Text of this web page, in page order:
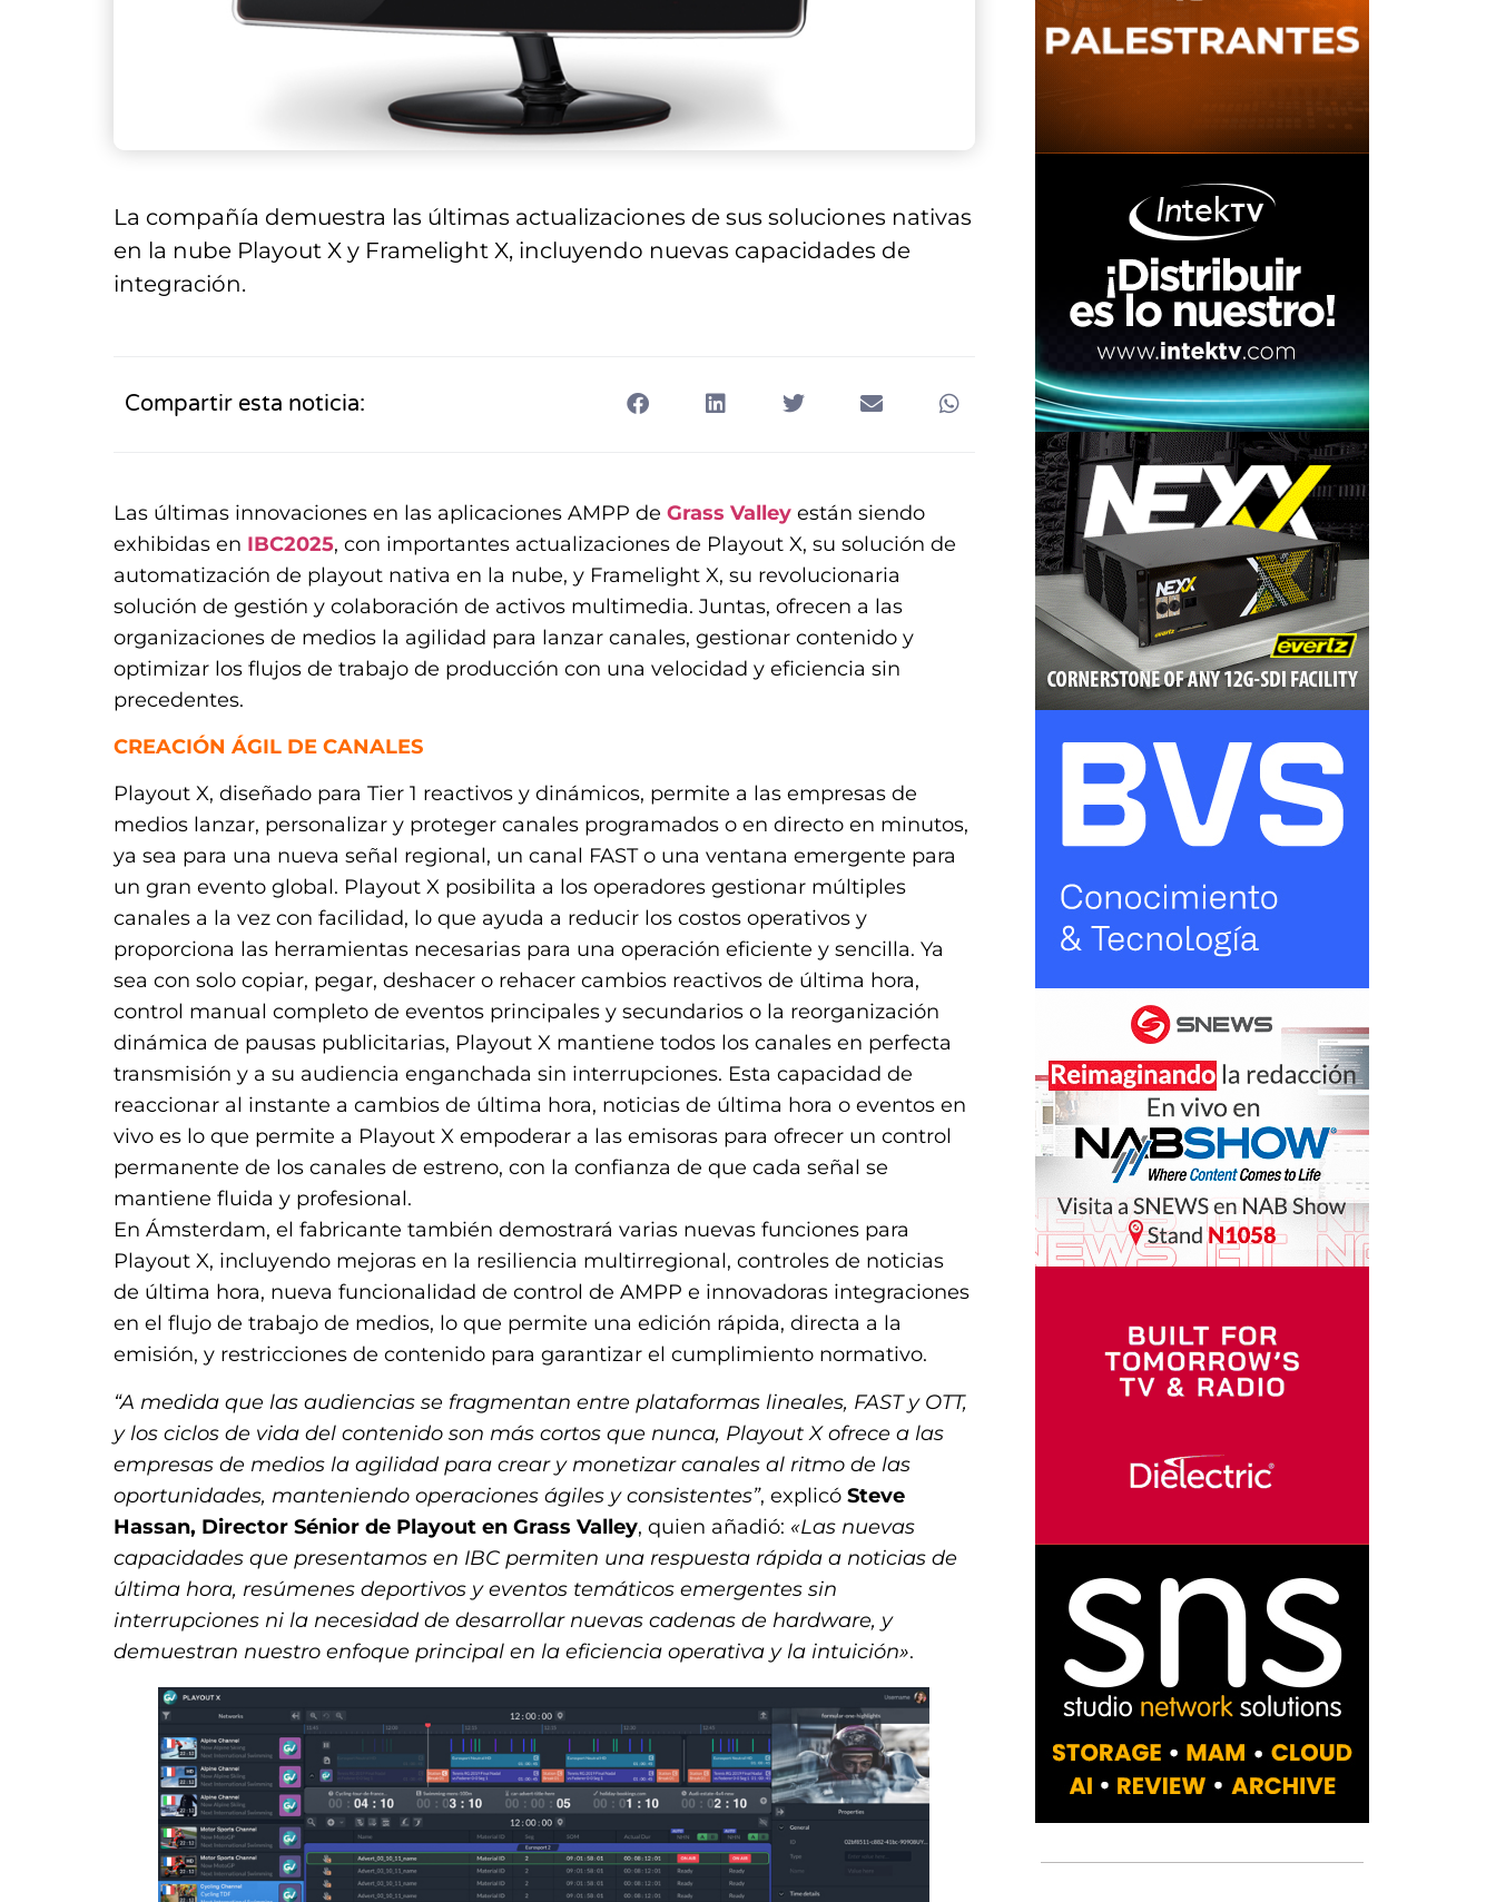
La compañía demuestra las últimas actualizaciones de sus soluciones nativas
en la nube Playout X y Framelight X, incluyendo nuevas capacidades de
integración.
Compartir esta noticia:
Las últimas innovaciones en las aplicaciones AMPP de Grass Valley están siendo
exhibidas en IBC2025, con importantes actualizaciones de Playout X, su solución de
automatización de playout nativa en la nube, y Framelight X, su revolucionaria
solución de gestión y colaboración de activos multimedia. Juntas, ofrecen a las
organizaciones de medios la agilidad para lanzar canales, gestionar contenido y
optimizar los flujos de trabajo de producción con una velocidad y eficiencia sin
precedentes.
CREACIÓN ÁGIL DE CANALES
Playout X, diseñado para Tier 1 reactivos y dinámicos, permite a las empresas de
medios lanzar, personalizar y proteger canales programados o en directo en minutos,
ya sea para una nueva señal regional, un canal FAST o una ventana emergente para
un gran evento global. Playout X posibilita a los operadores gestionar múltiples
canales a la vez con facilidad, lo que ayuda a reducir los costos operativos y
proporciona las herramientas necesarias para una operación eficiente y sencilla. Ya
sea con solo copiar, pegar, deshacer o rehacer cambios reactivos de última hora,
control manual completo de eventos principales y secundarios o la reorganización
dinámica de pausas publicitarias, Playout X mantiene todos los canales en perfecta
transmisión y a su audiencia enganchada sin interrupciones. Esta capacidad de
reaccionar al instante a cambios de última hora, noticias de última hora o eventos en
vivo es lo que permite a Playout X empoderar a las emisoras para ofrecer un control
permanente de los canales de estreno, con la confianza de que cada señal se
mantiene fluida y profesional.
En Ámsterdam, el fabricante también demostrará varias nuevas funciones para
Playout X, incluyendo mejoras en la resiliencia multirregional, controles de noticias
de última hora, nueva funcionalidad de control de AMPP e innovadoras integraciones
en el flujo de trabajo de medios, lo que permite una edición rápida, directa a la
emisión, y restricciones de contenido para garantizar el cumplimiento normativo.
“A medida que las audiencias se fragmentan entre plataformas lineales, FAST y OTT,
y los ciclos de vida del contenido son más cortos que nunca, Playout X ofrece a las
empresas de medios la agilidad para crear y monetizar canales al ritmo de las
oportunidades, manteniendo operaciones ágiles y consistentes”, explicó Steve
Hassan, Director Sénior de Playout en Grass Valley, quien añadió: «Las nuevas
capacidades que presentamos en IBC permiten una respuesta rápida a noticias de
última hora, resúmenes deportivos y eventos temáticos emergentes sin
interrupciones ni la necesidad de desarrollar nuevas cadenas de hardware, y
demuestran nuestro enfoque principal en la eficiencia operativa y la intuición».